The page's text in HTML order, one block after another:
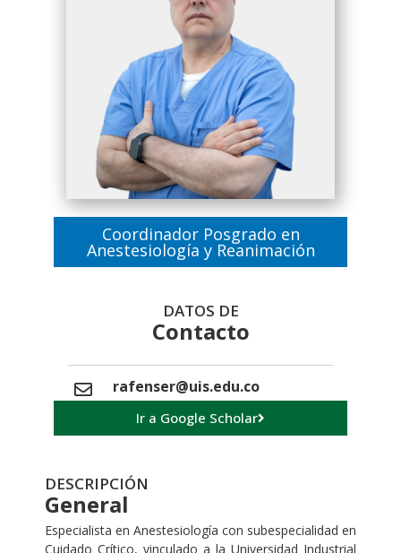
Coordinador Posgrado en
Anestesiología y Reanimación
DATOS DE
Contacto
rafenser@uis.edu.co
Ir a Google Scholar
DESCRIPCIÓN
General
Especialista en Anestesiología con subespecialidad en
Cuidado Crítico, vinculado a la Universidad Industrial